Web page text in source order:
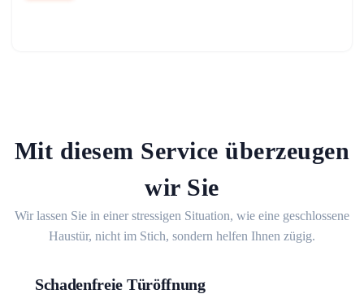
Mit diesem Service überzeugen
wir Sie
Wir lassen Sie in einer stressigen Situation, wie eine geschlossene
Haustür, nicht im Stich, sondern helfen Ihnen zügig.
Schadenfreie Türöffnung